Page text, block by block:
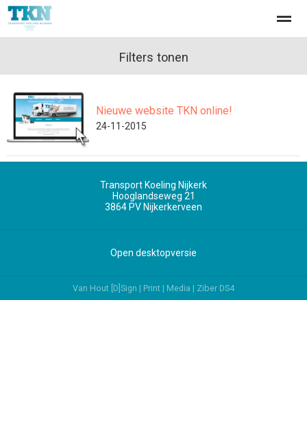
Parts
Home Zoeken Nieuws Pagina's
Filters tonen
Nieuwe website TKN online!
24-11-2015
Transport Koeling Nijkerk
Hooglandseweg 21
3864 PV Nijkerkerveen
Open desktopversie
Van Hout [D]Sign | Print | Media | Ziber DS4